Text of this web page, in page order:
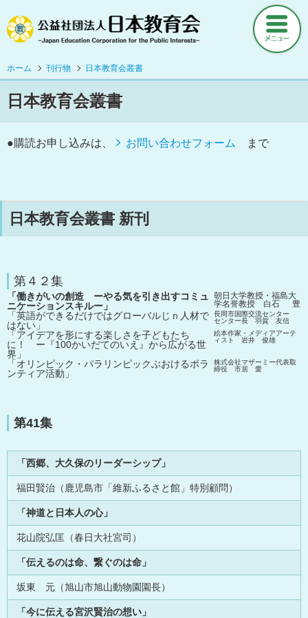
ホーム ニュース
日本教育会について
調査研究資料
日本教育会叢書
各種用紙ダウンロード
月刊「日本教育」
ホーム 刊行物 日本教育会叢書
日本教育会叢書
●購読お申し込みは、 お問い合わせフォーム まで
日本教育会叢書 新刊
第４２集
「働きがいの創造 ーやる気を引き出すコミュ
ニケーションスキルー」
朝日大学教授・福島大
学名誉教授 白石 豊
「英語ができるだけではグローバルじｎ人材で
はない」
長岡市国際交流センター
センター長 羽賀 友信
「アイデアを形にする楽しさを子どもたち
に！ ー『100かいだてのいえ』から広がる世
界」
絵本作家・メディアアーテ
ィスト 岩井 俊雄
「オリンピック・パラリンピックぶおけるボラ
ンティア活動」
株式会社マザーミー代表取
締役 市居 愛
第41集
「西郷、大久保のリーダーシップ」
福田賢治（鹿児島市「維新ふるさと館」特別顧問）
「神道と日本人の心」
花山院弘匡（春日大社宮司）
「伝えるのは命、繋ぐのは命」
坂東 元（旭山市旭山動物園園長）
「今に伝える宮沢賢治の想い」